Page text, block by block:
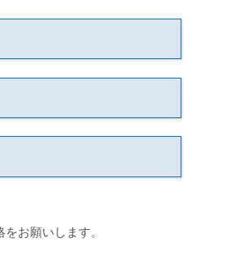
お願いします。